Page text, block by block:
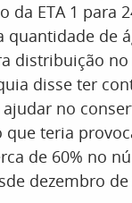
da ETA 1 para
quantidade de
distribuição
disse ter
no
que teria
de 60% no
dezembro de